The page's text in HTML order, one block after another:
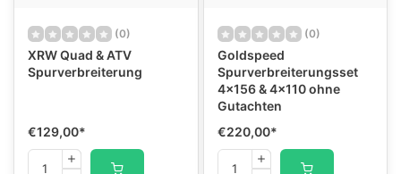
(0)
XRW Quad & ATV
Spurverbreiterung
€129,00*
(0)
Goldspeed
Spurverbreiterungsset
4x156 & 4x110 ohne
Gutachten
€220,00*